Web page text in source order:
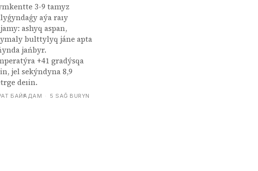
3-9 tamyz
aýa raıy
ashyq aspan,
bulttylyq jáne apta
jańbyr.
+41 gradýsqa
jel sekýndyna 8,9
deıin.
БАЙҒАДАМ · 5 SAĞ BURYN